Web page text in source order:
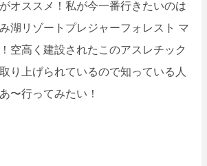
オススメ！私が今一番行きたいのは
湖リゾートプレジャーフォレスト マ
空高く建設されたこのアスレチック
り上げられているので知っている人
〜行ってみたい！